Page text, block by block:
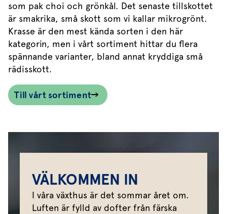
som pak choi och grönkål. Det senaste tillskottet
är smakrika, små skott som vi kallar mikrogrönt.
Krasse är den mest kända sorten i den här
kategorin, men i vårt sortiment hittar du flera
spännande varianter, bland annat kryddiga små
rädisskott.
Till vårt sortiment
VÄLKOMMEN IN
I våra växthus är det sommar året om.
Luften är fylld av dofter från färska